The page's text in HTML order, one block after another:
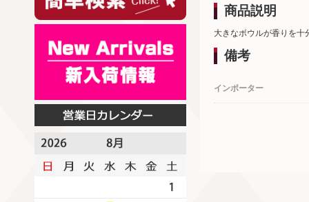
商品説明
大きなボウルが香りを十
備考
インポーター